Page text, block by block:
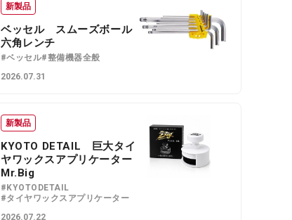
新製品
ベッセル スムーズボール
六角レンチ
#ベッセル#整備機器全般
2026.07.31
新製品
KYOTO DETAIL 巨大タイ
ヤワックスアプリケーター
Mr.Big
#KYOTODETAIL
#タイヤワックスアプリケーター
2026.07.22